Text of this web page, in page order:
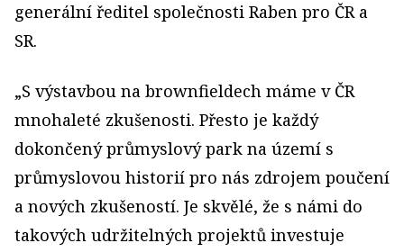
generální ředitel společnosti Raben pro ČR a
SR.
„S výstavbou na brownfieldech máme v ČR
mnohaleté zkušenosti. Přesto je každý
dokončený průmyslový park na území s
průmyslovou historií pro nás zdrojem poučení
a nových zkušeností. Je skvělé, že s námi do
takových udržitelných projektů investuje